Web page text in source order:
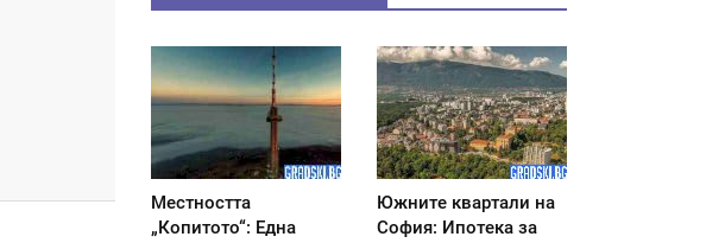
Местността
„Копитото“: Една
Южните квартали на
София: Ипотека за